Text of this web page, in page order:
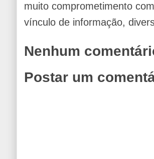
muito comprometimento
vínculo de informação,
Nenhum
Postar um